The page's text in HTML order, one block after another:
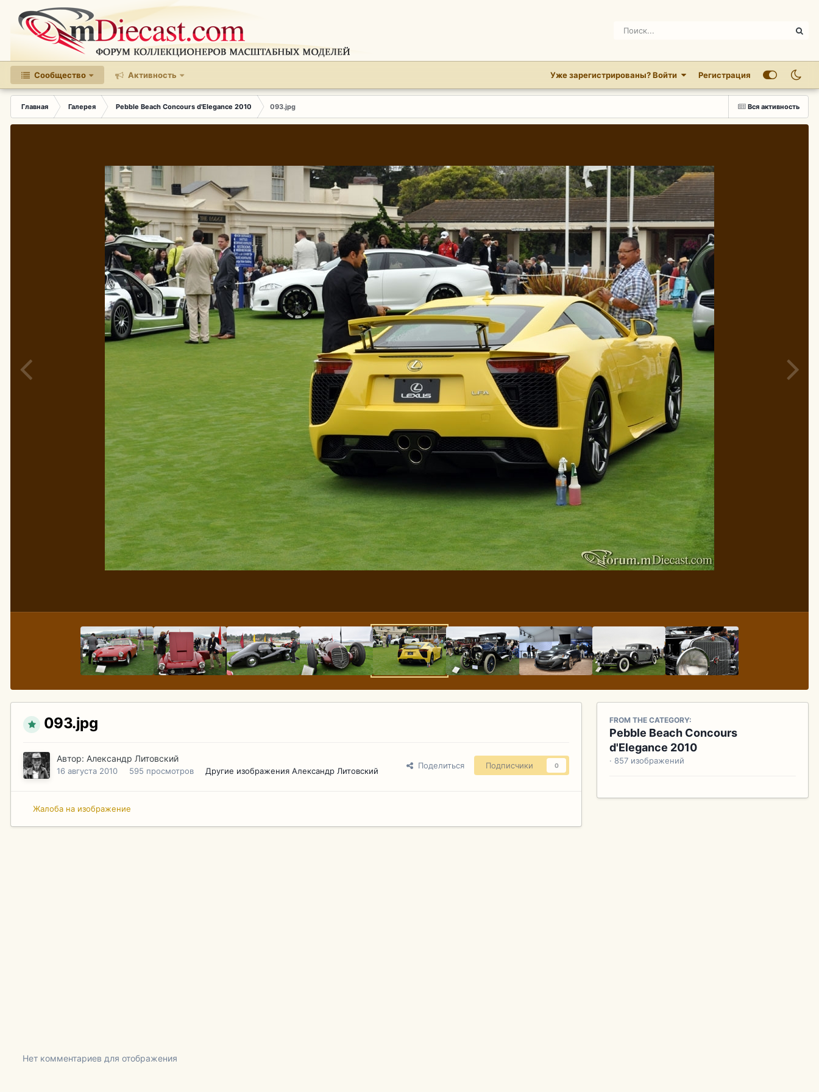
Сообщество Активность Уже зарегистрированы? Войти Регистрация
Вся активность
Главная Галерея Pebble Beach Concours d'Elegance 2010 093.jpg
093.jpg
Автор: Александр Литовский
16 августа 2010 595 просмотров Другие изображения Александр Литовский
Поделиться Подписчики 0
Жалоба на изображение
FROM THE CATEGORY:
Pebble Beach Concours
d'Elegance 2010
· 857 изображений
Нет комментариев для отображения